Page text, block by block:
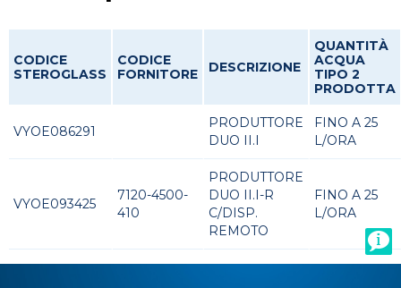
CODICE
STEROGLASS
CODICE
FORNITORE
DESCRIZIONE
QUANTITÀ
ACQUA
TIPO 2
PRODOTTA
VYOE086291
PRODUTTORE
DUO II.I
FINO A 25
L/ORA
VYOE093425
7120-4500-
410
PRODUTTORE
DUO II.I-R
C/DISP.
REMOTO
FINO A 25
L/ORA